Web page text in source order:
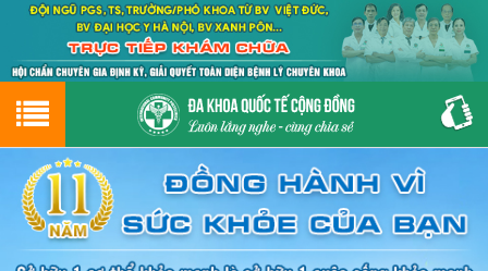
Hotline0243.9656.999tư vấn miễn phí
GIỚI THIỆU
GIỚI THIỆU VỀ PHÒNG KHÁM
CƠ SỞ VẬT CHẤT
ĐẶT HẸN LỊCH KHÁM